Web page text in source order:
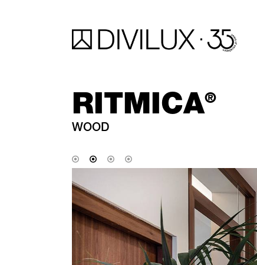
RITMICA®
WOOD